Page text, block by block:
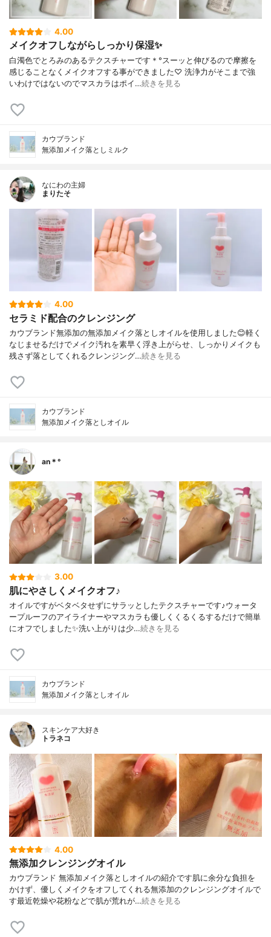
4.00
メイクオフしながらしっかり保湿✨
白濁色でとろみのあるテクスチャーです＊°スーッと伸びるので摩擦を
感じることなくメイクオフする事ができました♡ 洗浄力がそこまで強
いわけではないのでマスカラはポイ…続きを見る
カウブランド
無添加メイク落としミルク
なにわの主婦
まりたそ
4.00
セラミド配合のクレンジング
カウブランド無添加の無添加メイク落としオイルを使用しました😊軽く
なじませるだけでメイク汚れを素早く浮き上がらせ、しっかりメイクも
残さず落としてくれるクレンジング…続きを見る
カウブランド
無添加メイク落としオイル
an＊°
3.00
肌にやさしくメイクオフ♪
オイルですがベタベタせずにサラッとしたテクスチャーです♪ウォータ
ープルーフのアイライナーやマスカラも優しくくるくるするだけで簡単
にオフでしました✨洗い上がりは少…続きを見る
カウブランド
無添加メイク落としオイル
スキンケア大好き
トラネコ
4.00
無添加クレンジングオイル
カウブランド 無添加メイク落としオイルの紹介です肌に余分な負担を
かけず、優しくメイクをオフしてくれる無添加のクレンジングオイルで
す最近乾燥や花粉などで肌が荒れが…続きを見る